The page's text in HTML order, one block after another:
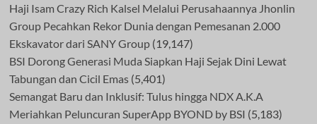
Haji Isam Crazy Rich Kalsel Melalui Perusahaannya Jhonlin
Group Pecahkan Rekor Dunia dengan Pemesanan 2.000
Ekskavator dari SANY Group (19,147)
BSI Dorong Generasi Muda Siapkan Haji Sejak Dini Lewat
Tabungan dan Cicil Emas (5,401)
Semangat Baru dan Inklusif: Tulus hingga NDX A.K.A
Meriahkan Peluncuran SuperApp BYOND by BSI (5,183)